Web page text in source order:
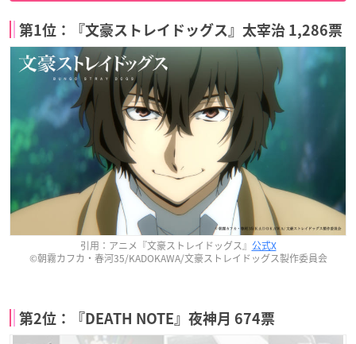
第1位：『文豪ストレイドッグス』太宰治 1,286票
引用：アニメ『文豪ストレイドッグス』 公式X
©朝霧カフカ・春河35/KADOKAWA/文豪ストレイドッグス製作委員会
第2位：『DEATH NOTE』夜神月 674票